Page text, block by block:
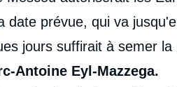
date prévue, qui va
jours suffirait à semer
Antoine Eyl-Mazzega.